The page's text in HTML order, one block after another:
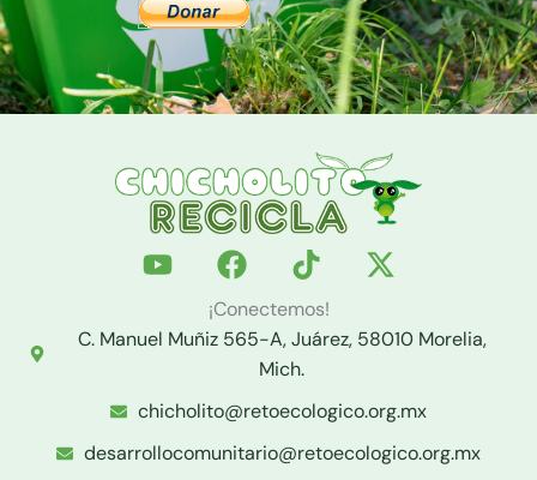
Y
o
t
b
e
F
a
c
e
o
o
k
T
i
k
t
o
k
X
-
w
t
t
e
¡Conectemos!
C. Manuel Muñiz 565-A, Juárez, 58010 Morelia,
Mich.
chicholito@retoecologico.org.mx
desarrollocomunitario@retoecologico.org.mx